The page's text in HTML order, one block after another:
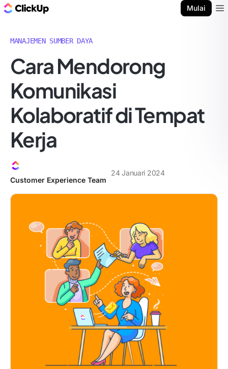
Mulai
MANAJEMEN SUMBER DAYA
Cara Mendorong
Komunikasi
Kolaboratif di Tempat
Kerja
Customer Experience Team
24 Januari 2024